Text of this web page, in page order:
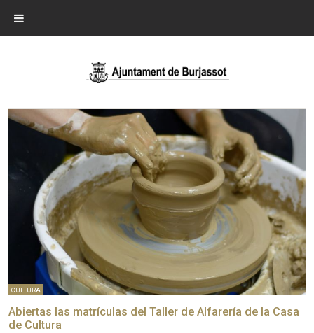
CULTURA
Abiertas las matrículas del Taller de Alfarería de la Casa
de Cultura